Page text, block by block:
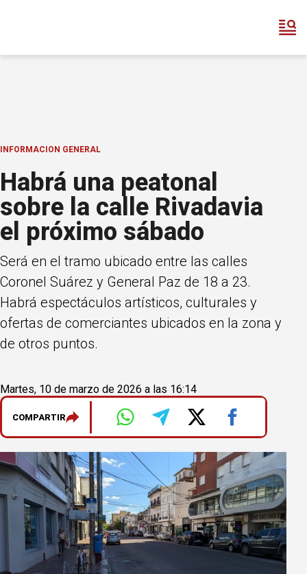
INFORMACION GENERAL
Habrá una peatonal
sobre la calle Rivadavia
el próximo sábado
Será en el tramo ubicado entre las calles
Coronel Suárez y General Paz de 18 a 23.
Habrá espectáculos artísticos, culturales y
ofertas de comerciantes ubicados en la zona y
de otros puntos.
Martes, 10 de marzo de 2026 a las 16:14
COMPARTIR